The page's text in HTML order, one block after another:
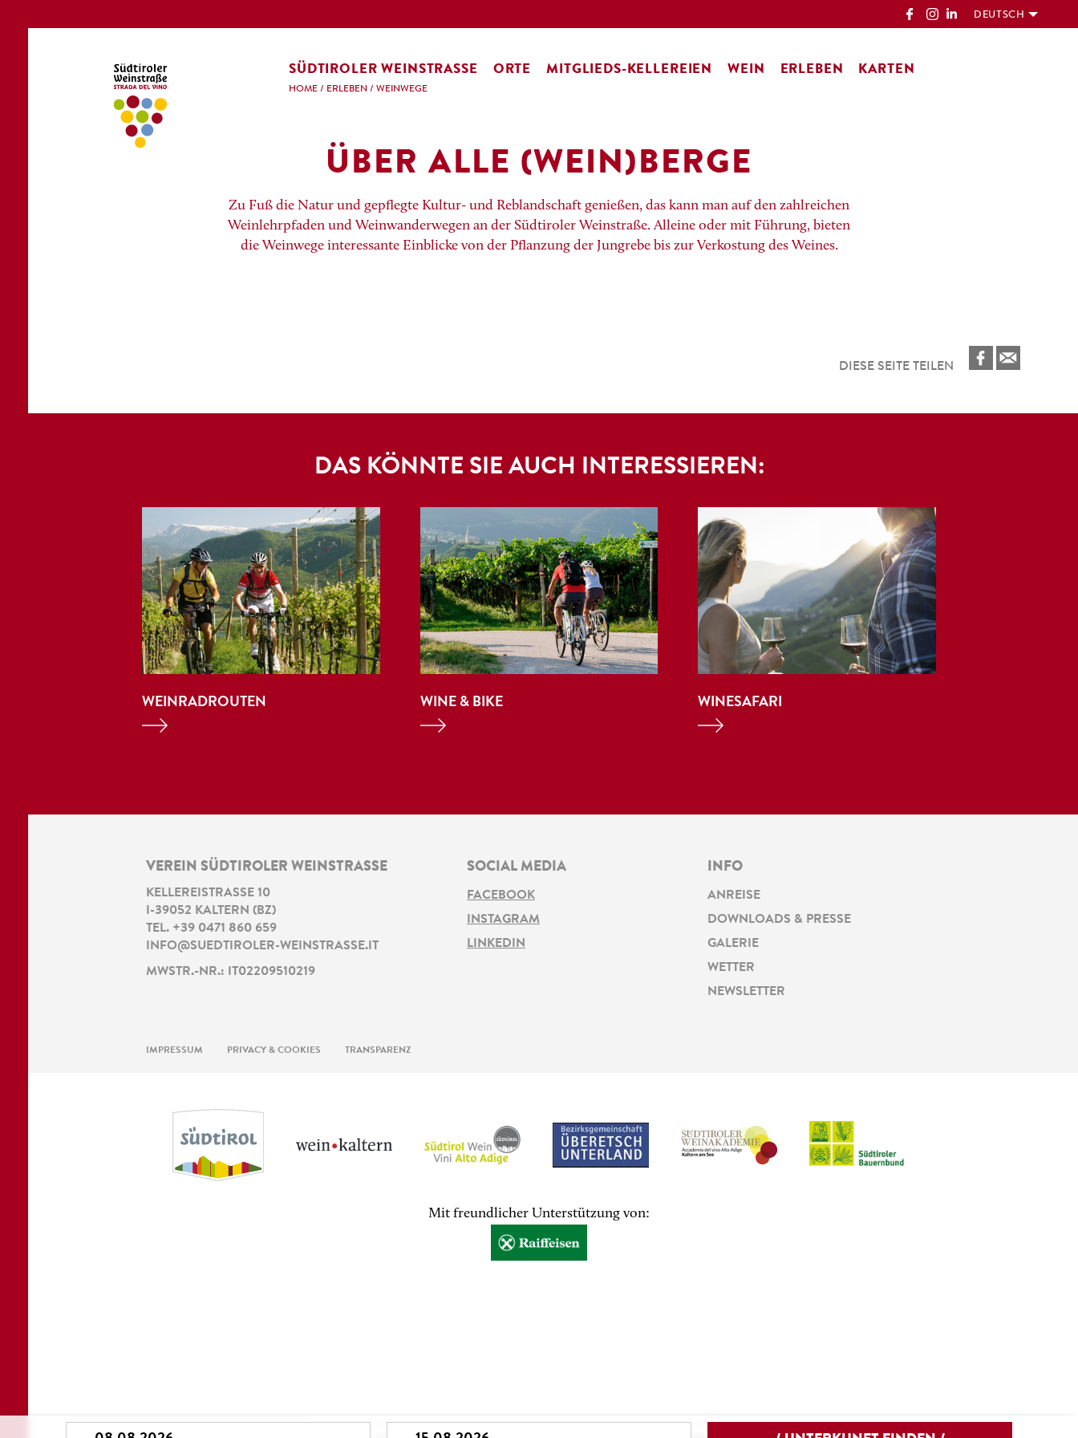
DEUTSCH
SÜDTIROLER WEINSTRASSE ORTE MITGLIEDS-KELLEREIEN WEIN ERLEBEN KARTEN
HOME / ERLEBEN / WEINWEGE
ÜBER ALLE (WEIN)BERGE
Zu Fuß die Natur und gepflegte Kultur- und Reblandschaft genießen, das kann man auf den zahlreichen
Weinlehrpfaden und Weinwanderwegen an der Südtiroler Weinstraße. Alleine oder mit Führung, bieten
die Weinwege interessante Einblicke von der Pflanzung der Jungrebe bis zur Verkostung des Weines.
DIESE SEITE TEILEN
DAS KÖNNTE SIE AUCH INTERESSIEREN:
WEINRADROUTEN WINE & BIKE WINESAFARI
VEREIN SÜDTIROLER WEINSTRASSE
KELLEREISTRASSE 10
-39052 KALTERN (BZ)
TEL. +39 0471 860 659
INFO@SUEDTIROLER-WEINSTRASSE.IT
MWSTR.-NR.: IT02209510219
SOCIAL MEDIA
FACEBOOK
INSTAGRAM
LINKEDIN
INFO
ANREISE
DOWNLOADS & PRESSE
GALERIE
WETTER
NEWSLETTER
IMPRESSUM PRIVACY & COOKIES TRANSPARENZ
Mit freundlicher Unterstützung von: